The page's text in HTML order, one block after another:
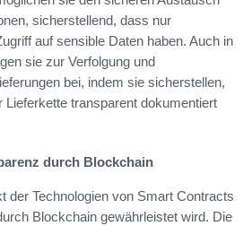
sicherstellend, dass nur
auf sensible Daten haben. Auch in
sie zur Verfolgung und
bei, indem sie sicherstellen,
Lieferkette transparent dokumentiert
durch Blockchain
der Technologien von Smart Contracts
Blockchain gewährleistet wird. Die